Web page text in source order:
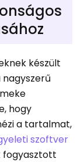
készült
hogy
a tartalmat,
szoftver
fogyasztott